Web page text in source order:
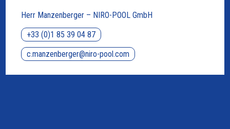
Herr Manzenberger – NIRO-POOL GmbH
+33 (0)1 85 39 04 87
c.manzenberger@niro-pool.com